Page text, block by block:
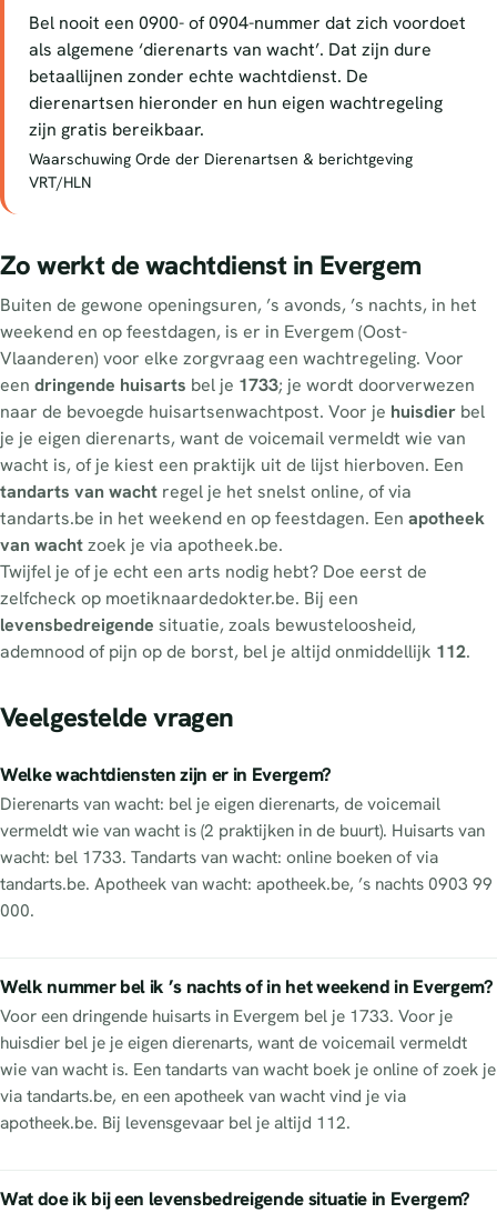
Bel nooit een 0900- of 0904-nummer dat zich voordoet
als algemene ‘dierenarts van wacht’. Dat zijn dure
betaallijnen zonder echte wachtdienst. De
dierenartsen hieronder en hun eigen wachtregeling
zijn gratis bereikbaar.
Waarschuwing Orde der Dierenartsen & berichtgeving
VRT/HLN
Zo werkt de wachtdienst in Evergem
Buiten de gewone openingsuren, ’s avonds, ’s nachts, in het
weekend en op feestdagen, is er in Evergem (Oost-
Vlaanderen) voor elke zorgvraag een wachtregeling. Voor
een dringende huisarts bel je 1733; je wordt doorverwezen
naar de bevoegde huisartsenwachtpost. Voor je huisdier bel
je je eigen dierenarts, want de voicemail vermeldt wie van
wacht is, of je kiest een praktijk uit de lijst hierboven. Een
tandarts van wacht regel je het snelst online, of via
tandarts.be in het weekend en op feestdagen. Een apotheek
van wachtzoek je via apotheek.be.
Twijfel je of je echt een arts nodig hebt? Doe eerst de
zelfcheck op moetiknaardedokter.be. Bij een
levensbedreigende situatie, zoals bewusteloosheid,
ademnood of pijn op de borst, bel je altijd onmiddellijk 112.
Veelgestelde vragen
Welke wachtdiensten zijn er in Evergem?
Dierenarts van wacht: bel je eigen dierenarts, de voicemail
vermeldt wie van wacht is (2 praktijken in de buurt). Huisarts van
wacht: bel 1733. Tandarts van wacht: online boeken of via
tandarts.be. Apotheek van wacht: apotheek.be, ’s nachts 0903 99
000.
Welk nummer bel ik ’s nachts of in het weekend in Evergem?
Voor een dringende huisarts in Evergem bel je 1733. Voor je
huisdier bel je je eigen dierenarts, want de voicemail vermeldt
wie van wacht is. Een tandarts van wacht boek je online of zoek je
via tandarts.be, en een apotheek van wacht vind je via
apotheek.be. Bij levensgevaar bel je altijd 112.
Wat doe ik bij een levensbedreigende situatie in Evergem?